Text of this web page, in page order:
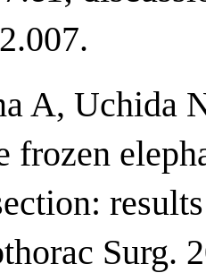
A, Uchida
frozen
Surg.